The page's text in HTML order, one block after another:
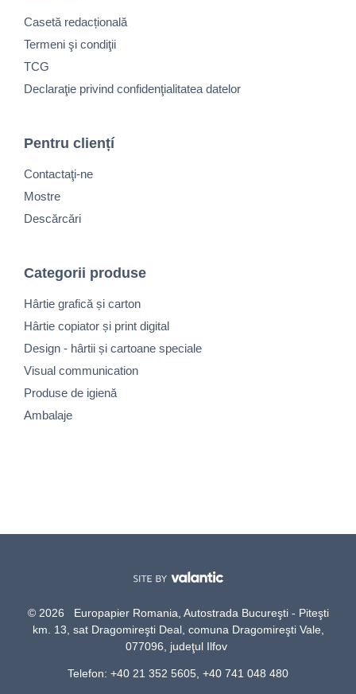
Casetă redacțională
Termeni şi condiţii
TCG
Declaraţie privind confidenţialitatea datelor
Pentru cliențí
Contactaţi-ne
Mostre
Descărcări
Categorii produse
Hârtie grafică și carton
Hârtie copiator și print digital
Design - hârtii și cartoane speciale
Visual communication
Produse de igienă
Ambalaje
© 2026 Europapier Romania, Autostrada Bucureşti - Piteşti
km. 13, sat Dragomireşti Deal, comuna Dragomireşti Vale,
077096, judeţul Ilfov
Telefon: +40 21 352 5605, +40 741 048 480